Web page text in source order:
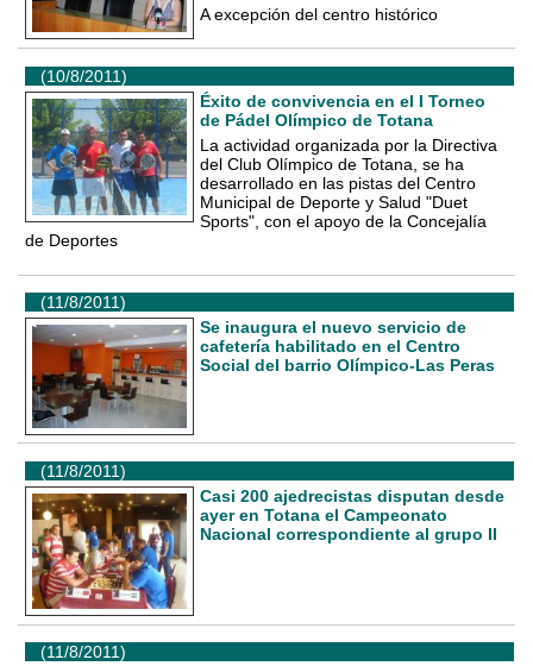
A excepción del centro histórico
(10/8/2011)
Éxito de convivencia en el I Torneo
de Pádel Olímpico de Totana
La actividad organizada por la Directiva
del Club Olímpico de Totana, se ha
desarrollado en las pistas del Centro
Municipal de Deporte y Salud "Duet
Sports", con el apoyo de la Concejalía
de Deportes
(11/8/2011)
Se inaugura el nuevo servicio de
cafetería habilitado en el Centro
Social del barrio Olímpico-Las Peras
(11/8/2011)
Casi 200 ajedrecistas disputan desde
ayer en Totana el Campeonato
Nacional correspondiente al grupo II
(11/8/2011)